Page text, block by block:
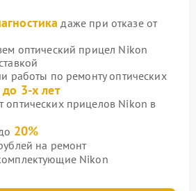
даже при отказе от
оптический прицел Nikon
работы по ремонту оптических
до 3-х лет
оптических прицелов Nikon в
20%
на ремонт
Nikon